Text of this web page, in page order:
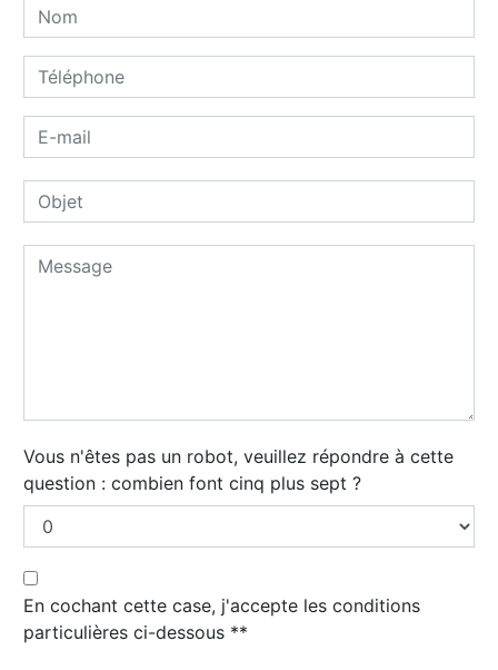
Vous n'êtes pas un robot, veuillez répondre à cette
question : combien font cinq plus sept ?
En cochant cette case, j'accepte les conditions
particulières ci-dessous **